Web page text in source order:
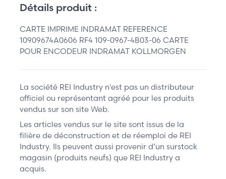
Détails produit :
CARTE IMPRIME INDRAMAT REFERENCE
10909674A0606 RF4 109-0967-4B03-06 CARTE
POUR ENCODEUR INDRAMAT KOLLMORGEN
La société REI Industry n'est pas un distributeur
officiel ou représentant agréé pour les produits
vendus sur son site Web.
Les articles vendus sur le site sont issus de la
filière de déconstruction et de réemploi de REI
Industry. Ils peuvent aussi provenir d’un surstock
magasin (produits neufs) que REI Industry a
acquis.